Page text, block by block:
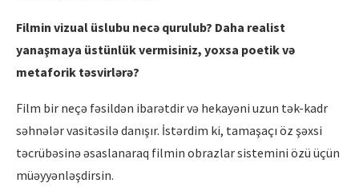
Filmin vizual üslubu necə qurulub? Daha realist
yanaşmaya üstünlük vermisiniz, yoxsa poetik və
metaforik təsvirlərə?
Film bir neçə fəsildən ibarətdir və hekayəni uzun tək-kadr
səhnələr vasitəsilə danışır. İstərdim ki, tamaşaçı öz şəxsi
təcrübəsinə əsaslanaraq filmin obrazlar sistemini özü üçün
müəyyənləşdirsin.